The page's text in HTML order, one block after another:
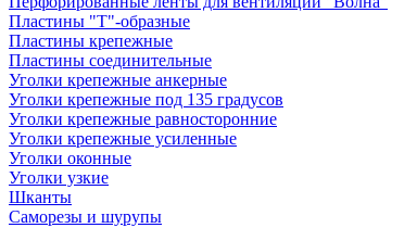
Пластины "Т"-образные
Пластины крепежные
Пластины соединительные
Уголки крепежные анкерные
Уголки крепежные под 135 градусов
Уголки крепежные равносторонние
Уголки крепежные усиленные
Уголки оконные
Уголки узкие
Шканты
Саморезы и шурупы